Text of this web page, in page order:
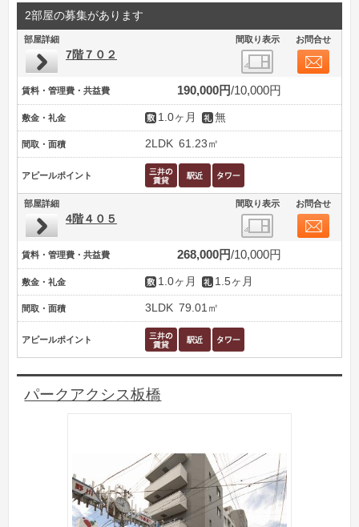
2部屋の募集があります
部屋詳細 間取り表示 お問合せ
7階７０２
賃料・管理費・共益費 190,000円 10,000円
敷金・礼金 1.0ヶ月 無
間取・面積 2LDK 61.23㎡
アピールポイント
部屋詳細 間取り表示 お問合せ
4階４０５
賃料・管理費・共益費 268,000円 10,000円
敷金・礼金 1.0ヶ月 1.5ヶ月
間取・面積 3LDK 79.01㎡
アピールポイント
パークアクシス板橋